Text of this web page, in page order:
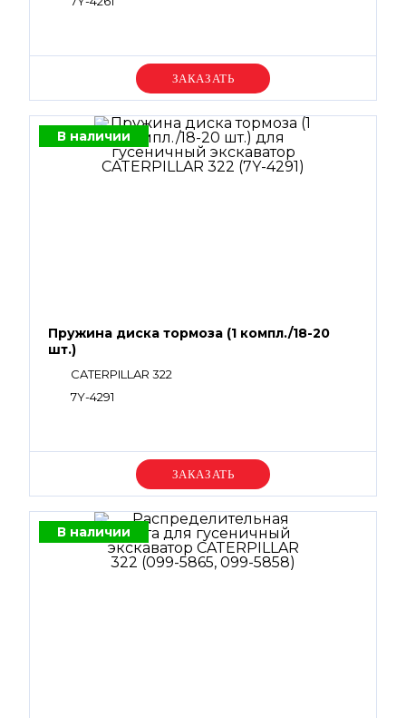
Уточняйте цену
В наличии
Пружина диска тормоза (1 компл./18-20
шт.)
CATERPILLAR 322
7Y-4291
Уточняйте цену
В наличии